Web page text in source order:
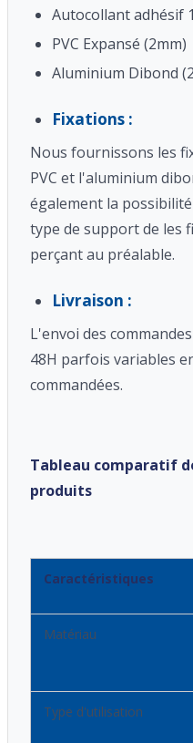
Autocollant adhésif
PVC Expansé (2mm)
Aluminium Dibond
Fixations :
Nous fournissons les
PVC et l'aluminium
également la
type de support de les
perçant au préalable.
Livraison :
L'envoi des
48H parfois variables
commandées.
Tableau comparatif
produits
Caractéristiques
Matériau
Type d'utilisation